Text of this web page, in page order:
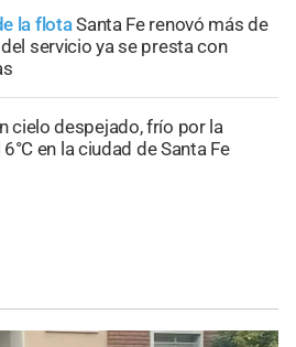
la flotaSanta Fe renovó más de
servicio ya se presta con
cielo despejado, frío por la
en la ciudad de Santa Fe